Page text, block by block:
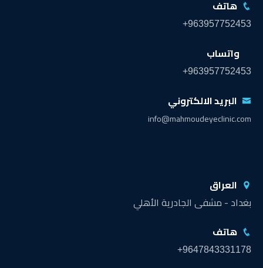
هاتف
+963957752453
واتساب
+963957752453
البريد الالكتروني
info@mahmoudeyeclinic.com
العراق
بغداد - مشفى الجادرية الأهلي
هاتف
+9647843331178